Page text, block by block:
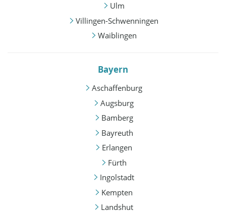
Ulm
Villingen-Schwenningen
Waiblingen
Bayern
Aschaffenburg
Augsburg
Bamberg
Bayreuth
Erlangen
Fürth
Ingolstadt
Kempten
Landshut